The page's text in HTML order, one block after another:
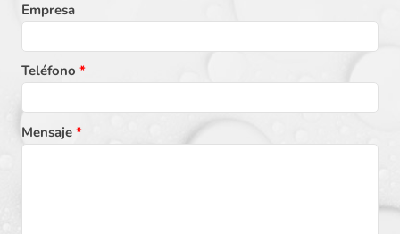
Empresa
Teléfono*
Mensaje*